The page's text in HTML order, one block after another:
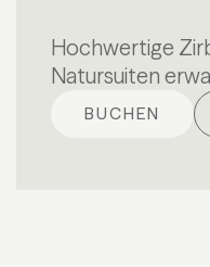
Hochwertige
Natursuiten
BUCHEN